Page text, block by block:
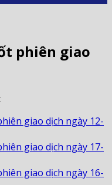
phiên giao
giao dịch ngày 12-
giao dịch ngày 17-
giao dịch ngày 16-